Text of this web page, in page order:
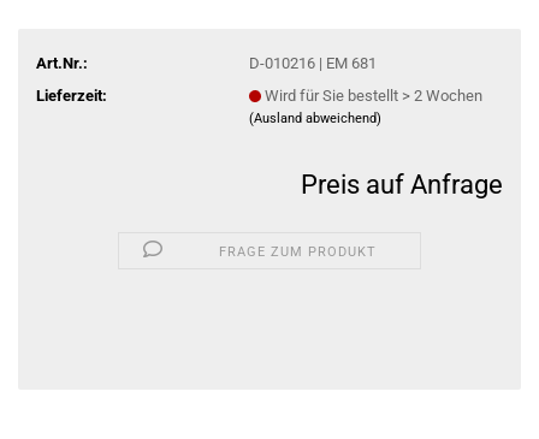
Art.Nr.:
D-010216 | EM 681
Lieferzeit:
Wird für Sie bestellt > 2 Wochen
(Ausland abweichend)
Preis auf Anfrage
FRAGE ZUM PRODUKT